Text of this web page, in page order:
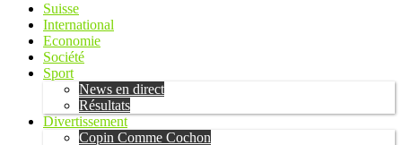
Suisse
International
Economie
Société
Sport
News en direct
Résultats
Divertissement
Copin Comme Cochon